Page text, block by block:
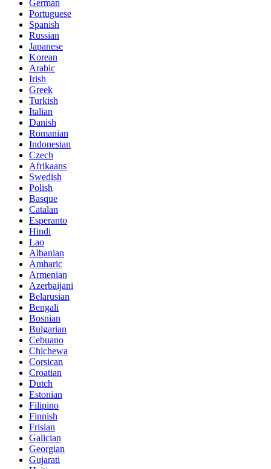
German
Portuguese
Spanish
Russian
Japanese
Korean
Arabic
Irish
Greek
Turkish
Italian
Danish
Romanian
Indonesian
Czech
Afrikaans
Swedish
Polish
Basque
Catalan
Esperanto
Hindi
Lao
Albanian
Amharic
Armenian
Azerbaijani
Belarusian
Bengali
Bosnian
Bulgarian
Cebuano
Chichewa
Corsican
Croatian
Dutch
Estonian
Filipino
Finnish
Frisian
Galician
Georgian
Gujarati